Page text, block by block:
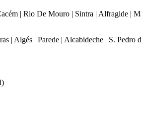
| Rio De Mouro | Sintra | Alfragide |
| Algés | Parede | Alcabideche | S.